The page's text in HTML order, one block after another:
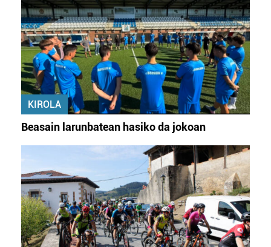
KIROLA
Beasain larunbatean hasiko da jokoan